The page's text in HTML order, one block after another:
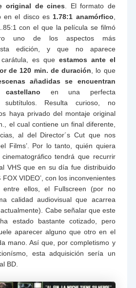
original de cines . El formato de
en el disco es 1.78:1 anamórfico
con el que la película se filmó
uno de los aspectos más
edición, y que no aparece
es que estamos ante el
de 120 min. de duración , lo que
añadidas se encuentran
en una perfecta
subtítulos. Resulta curioso, no
haya privado del montaje original
el cual contiene un final diferente,
al del Director´s Cut que nos
Films’. Por lo tanto, quién quiera
tendrá que recurrir
VHS que en su día fue distribuido
FOX VIDEO’, con los inconvenientes
entre ellos, el Fullscreen (por no
calidad audiovisual que acarrea
Cabe señalar que este
estado bastante cotizado, pero
aparecer alguno que otro en el
mano. Así que, por completismo y
esta adquisición sería un
BD.